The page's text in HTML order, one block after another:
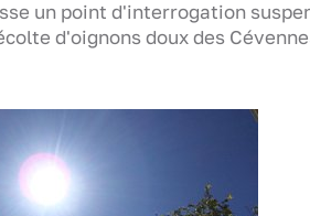
un point d'interrogation
d'oignons doux des